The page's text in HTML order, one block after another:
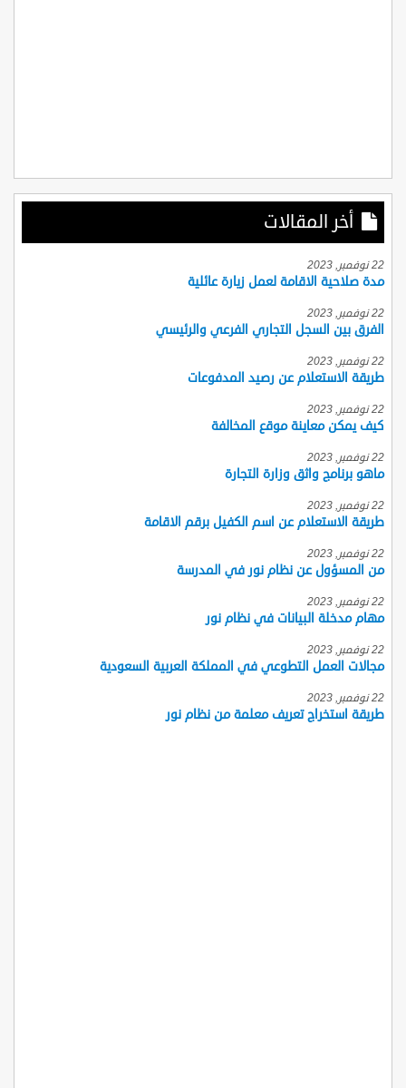
أخر المقالات
22 نوفمبر, 2023
مدة صلاحية الاقامة لعمل زيارة عائلية
22 نوفمبر, 2023
الفرق بين السجل التجاري الفرعي والرئيسي
22 نوفمبر, 2023
طريقة الاستعلام عن رصيد المدفوعات
22 نوفمبر, 2023
كيف يمكن معاينة موقع المخالفة
22 نوفمبر, 2023
ماهو برنامج واثق وزارة التجارة
22 نوفمبر, 2023
طريقة الاستعلام عن اسم الكفيل برقم الاقامة
22 نوفمبر, 2023
من المسؤول عن نظام نور في المدرسة
22 نوفمبر, 2023
مهام مدخلة البيانات في نظام نور
22 نوفمبر, 2023
مجالات العمل التطوعي في المملكة العربية السعودية
22 نوفمبر, 2023
طريقة استخراج تعريف معلمة من نظام نور